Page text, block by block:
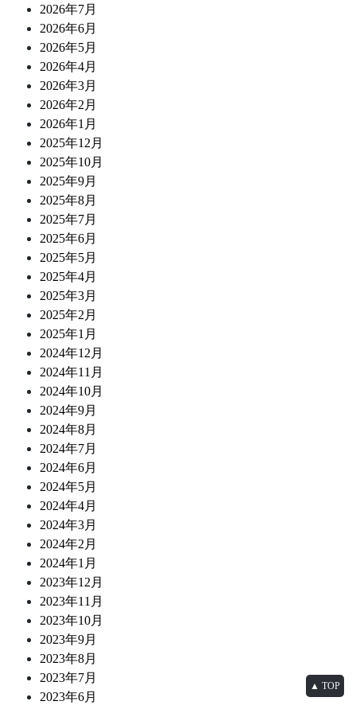
2026年7月
2026年6月
2026年5月
2026年4月
2026年3月
2026年2月
2026年1月
2025年12月
2025年10月
2025年9月
2025年8月
2025年7月
2025年6月
2025年5月
2025年4月
2025年3月
2025年2月
2025年1月
2024年12月
2024年11月
2024年10月
2024年9月
2024年8月
2024年7月
2024年6月
2024年5月
2024年4月
2024年3月
2024年2月
2024年1月
2023年12月
2023年11月
2023年10月
2023年9月
2023年8月
2023年7月
2023年6月
▲ TOP